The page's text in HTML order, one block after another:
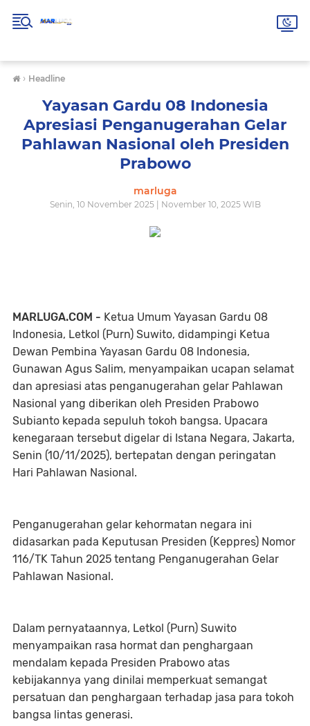
› Headline
Yayasan Gardu 08 Indonesia
Apresiasi Penganugerahan Gelar
Pahlawan Nasional oleh Presiden
Prabowo
marluga
Senin, 10 November 2025 | November 10, 2025 WIB
MARLUGA.COM - Ketua Umum Yayasan Gardu 08
Indonesia, Letkol (Purn) Suwito, didampingi Ketua
Dewan Pembina Yayasan Gardu 08 Indonesia,
Gunawan Agus Salim, menyampaikan ucapan selamat
dan apresiasi atas penganugerahan gelar Pahlawan
Nasional yang diberikan oleh Presiden Prabowo
Subianto kepada sepuluh tokoh bangsa. Upacara
kenegaraan tersebut digelar di Istana Negara, Jakarta,
Senin (10/11/2025), bertepatan dengan peringatan
Hari Pahlawan Nasional.
Penganugerahan gelar kehormatan negara ini
didasarkan pada Keputusan Presiden (Keppres) Nomor
116/TK Tahun 2025 tentang Penganugerahan Gelar
Pahlawan Nasional.
Dalam pernyataannya, Letkol (Purn) Suwito
menyampaikan rasa hormat dan penghargaan
mendalam kepada Presiden Prabowo atas
kebijakannya yang dinilai memperkuat semangat
persatuan dan penghargaan terhadap jasa para tokoh
bangsa lintas generasi.